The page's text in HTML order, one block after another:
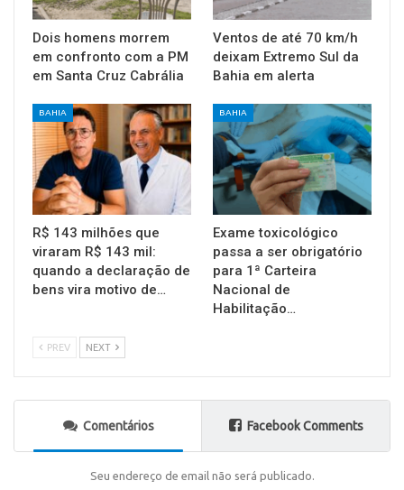
Dois homens morrem
em confronto com a PM
em Santa Cruz Cabrália
Ventos de até 70 km/h
deixam Extremo Sul da
Bahia em alerta
BAHIA
R$ 143 milhões que
viraram R$ 143 mil:
quando a declaração de
bens vira motivo de…
BAHIA
Exame toxicológico
passa a ser obrigatório
para 1ª Carteira
Nacional de
Habilitação…
PREV NEXT
Comentários Facebook Comments
Seu endereço de email não será publicado.